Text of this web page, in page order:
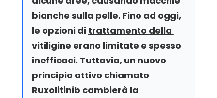
bianche sulla pelle. Fino ad oggi,
le opzioni di trattamento della
vitiligine erano limitate e spesso
inefficaci. Tuttavia, un nuovo
principio attivo chiamato
Ruxolitinib cambierà la